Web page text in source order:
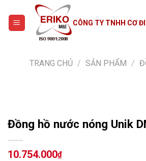
content
CÔNG TY TNHH CƠ
TRANG CHỦ / SẢN PHẨM /
Đồng hồ nước nóng Unik
10.754.000₫